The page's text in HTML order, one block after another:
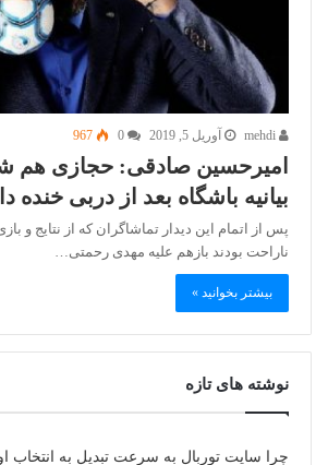
آوریل 5, 2019 967
امیرحسین صادقی: حجازی هم
بیانیه باشگاه بعد از دربی خنده
پس از اتمام این دیدار تماشاگران که از نتایج و
ناراحت بودند بازهم علیه مهدی رحمتی…
بیشتر بخوانید »
نوشته های تازه
چرا سایت توربال به ‌سرعت تبدیل به انتخاب